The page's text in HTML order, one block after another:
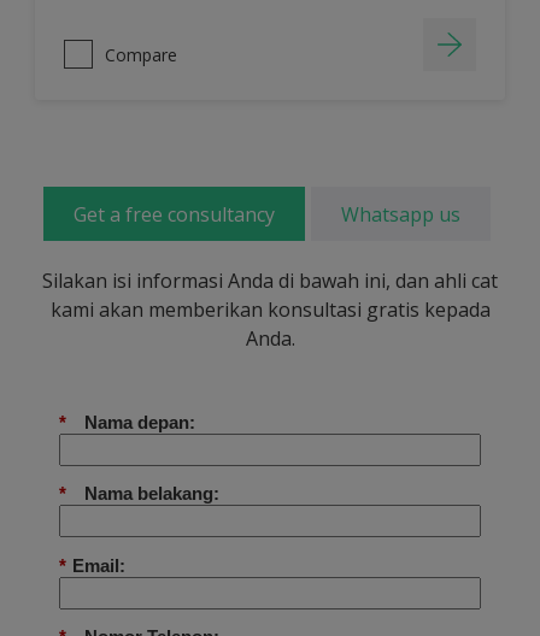
Compare
Get a free consultancy Whatsapp us
Silakan isi informasi Anda di bawah ini, dan ahli cat
kami akan memberikan konsultasi gratis kepada
Anda.